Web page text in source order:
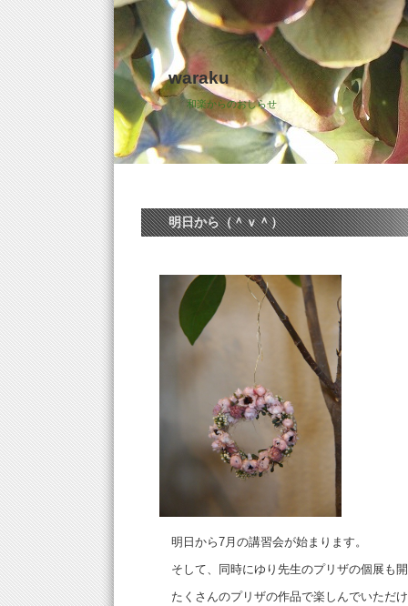
waraku
和楽からのおしらせ
明日から（＾ｖ＾）
明日から7月の講習会が始まります。
そして、同時にゆり先生のプリザの個展も
たくさんのプリザの作品で楽しんでいただ